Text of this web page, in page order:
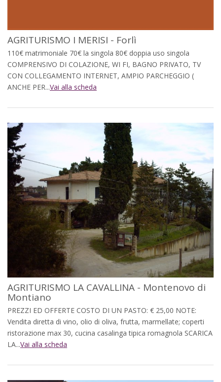
AGRITURISMO I MERISI - Forlì
110€ matrimoniale 70€ la singola 80€ doppia uso singola
COMPRENSIVO DI COLAZIONE, WI FI, BAGNO PRIVATO, TV
CON COLLEGAMENTO INTERNET, AMPIO PARCHEGGIO (
ANCHE PER...Vai alla scheda
AGRITURISMO LA CAVALLINA - Montenovo di
Montiano
PREZZI ED OFFERTE COSTO DI UN PASTO: € 25,00 NOTE:
Vendita diretta di vino, olio di oliva, frutta, marmellate; coperti
ristorazione max 30, cucina casalinga tipica romagnola SCARICA
LA...Vai alla scheda